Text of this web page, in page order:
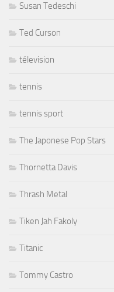
Susan Tedeschi
Ted Curson
télevision
tennis
tennis sport
The Japonese Pop Stars
Thornetta Davis
Thrash Metal
Tiken Jah Fakoly
Titanic
Tommy Castro